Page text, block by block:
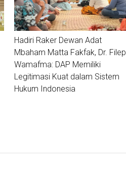
Hadiri Raker Dewan Adat
Mbaham Matta Fakfak, Dr. Filep
Wamafma: DAP Memiliki
Legitimasi Kuat dalam Sistem
Hukum Indonesia